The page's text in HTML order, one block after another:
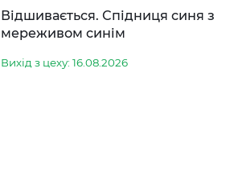
Відшивається. Спідниця синя з
мереживом синім
Вихід з цеху: 16.08.2026